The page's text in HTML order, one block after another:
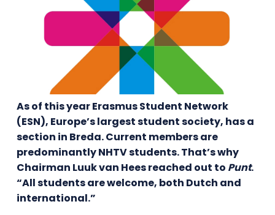
As of this year Erasmus Student Network
(ESN), Europe’s largest student society, has a
section in Breda. Current members are
predominantly NHTV students. That’s why
Chairman Luuk van Hees reached out to Punt.
“All students are welcome, both Dutch and
international.”